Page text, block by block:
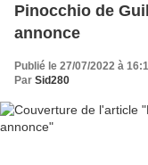
Pinocchio de
annonce
Publié le 27/07/2022 à
Par Sid280